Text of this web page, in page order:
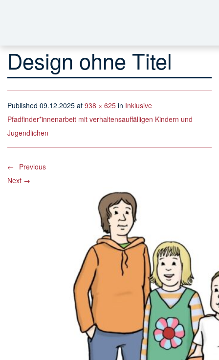
Design ohne Titel
Published 09.12.2025 at 938 × 625 in Inklusive
Pfadfinder*innenarbeit mit verhaltensauffälligen Kindern und
Jugendlichen
←
Previous
Next →